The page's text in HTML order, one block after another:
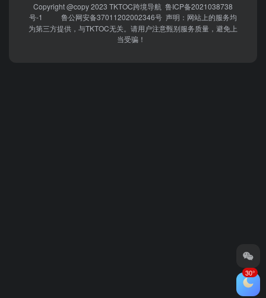
Copyright @copy 2023 TKTOC跨境导航 鲁ICP备2021038738
号-1
鲁公网安备37011202002346号 声明：网站上的服务均
为第三方提供，与TKTOC无关。请用户注意甄别服务质量，避免上
当受骗！
30°